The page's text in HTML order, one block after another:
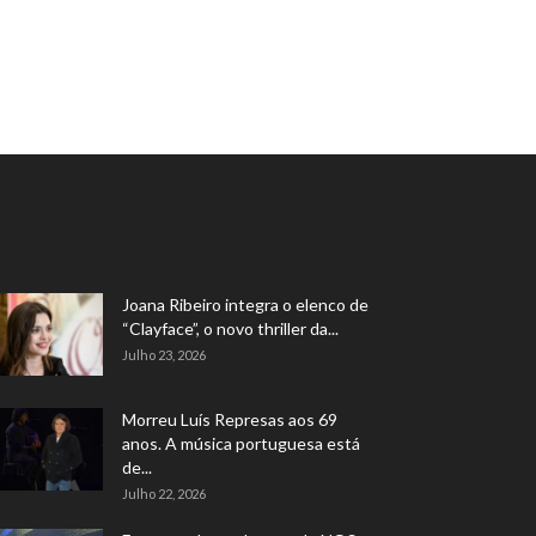
Joana Ribeiro integra o elenco de
“Clayface”, o novo thriller da...
Julho 23, 2026
Morreu Luís Represas aos 69
anos. A música portuguesa está
de...
Julho 22, 2026